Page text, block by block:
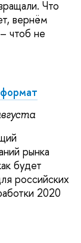
Что
вернём
чтоб не
рынка
будет
российских
2020